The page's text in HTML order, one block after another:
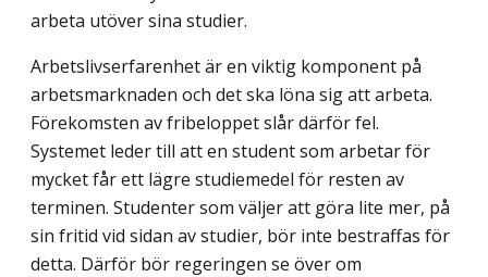
arbeta utöver sina studier.
Arbetslivserfarenhet är en viktig komponent på
arbetsmarknaden och det ska löna sig att arbeta.
Förekomsten av fribeloppet slår därför fel.
Systemet leder till att en student som arbetar för
mycket får ett lägre studiemedel för resten av
terminen. Studenter som väljer att göra lite mer, på
sin fritid vid sidan av studier, bör inte bestraffas för
detta. Därför bör regeringen se över om